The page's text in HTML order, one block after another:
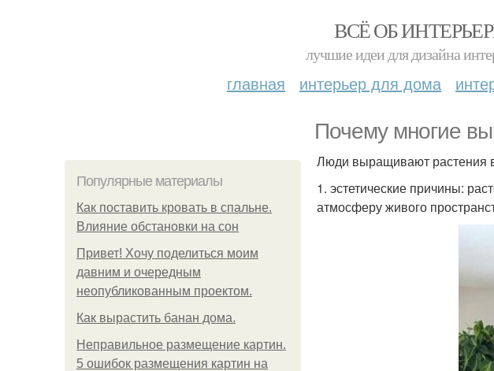
ВСЁ ОБ
лучшие идеи для дизайна
главная интерьер для дома
Почему многие
Популярные материалы
Как поставить кровать в спальне.
Влияние обстановки на сон
Привет! Хочу поделиться моим
давним и очередным
неопубликованным проектом.
Как вырастить банан дома.
Неправильное размещение картин.
5 ошибок размещения картин на
Люди выращивают растения
1. эстетические причины:
атмосферу живого